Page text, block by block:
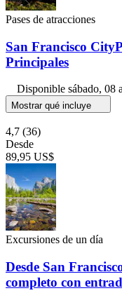
Pases de atracciones
San Francisco
Principales
Disponible sábado, 08
Mostrar qué incluye
4,7 (36)
Desde
89,95 US$
Excursiones de un día
Desde San
completo con